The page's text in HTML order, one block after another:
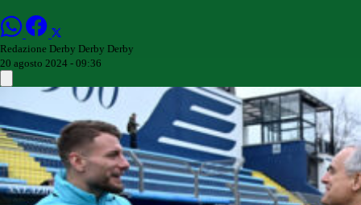
Redazione Derby Derby Derby
20 agosto 2024 - 09:36